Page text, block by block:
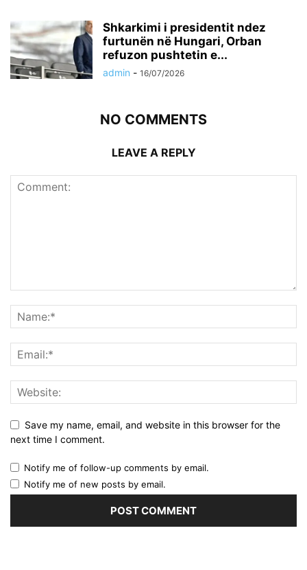
Shkarkimi i presidentit ndez
furtunën në Hungari, Orban
refuzon pushtetin e...
admin - 16/07/2026
NO COMMENTS
LEAVE A REPLY
Save my name, email, and website in this browser for the
next time I comment.
Notify me of follow-up comments by email.
Notify me of new posts by email.